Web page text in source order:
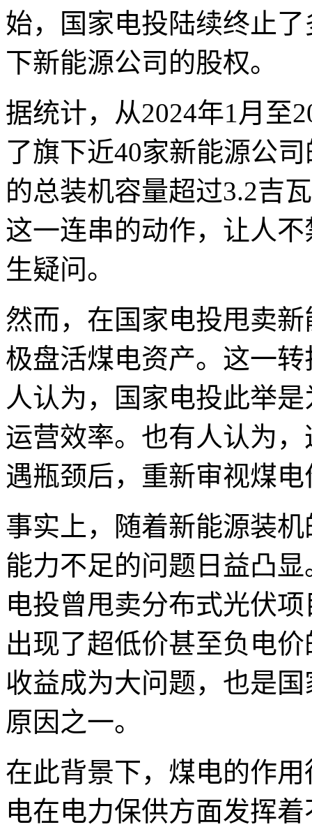
始，国家电投陆续终止
下新能源公司的股权。
据统计，从2024年1月至
了旗下近40家新能源公
的总装机容量超过3.2吉
这一连串的动作，让人
生疑问。
然而，在国家电投甩卖
极盘活煤电资产。这一
人认为，国家电投此举
运营效率。也有人认为
遇瓶颈后，重新审视煤
事实上，随着新能源装
能力不足的问题日益凸
电投曾甩卖分布式光伏
出现了超低价甚至负电
收益成为大问题，也是
原因之一。
在此背景下，煤电的作
电在电力保供方面发挥